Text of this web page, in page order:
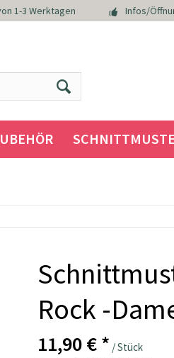
1-3 Werktagen Infos/
Rock -
11,90 € * / Stück